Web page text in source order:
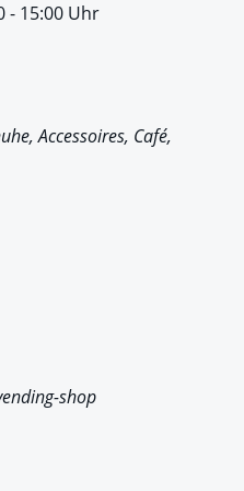
- 15:00 Uhr
Accessoires, Café,
shop